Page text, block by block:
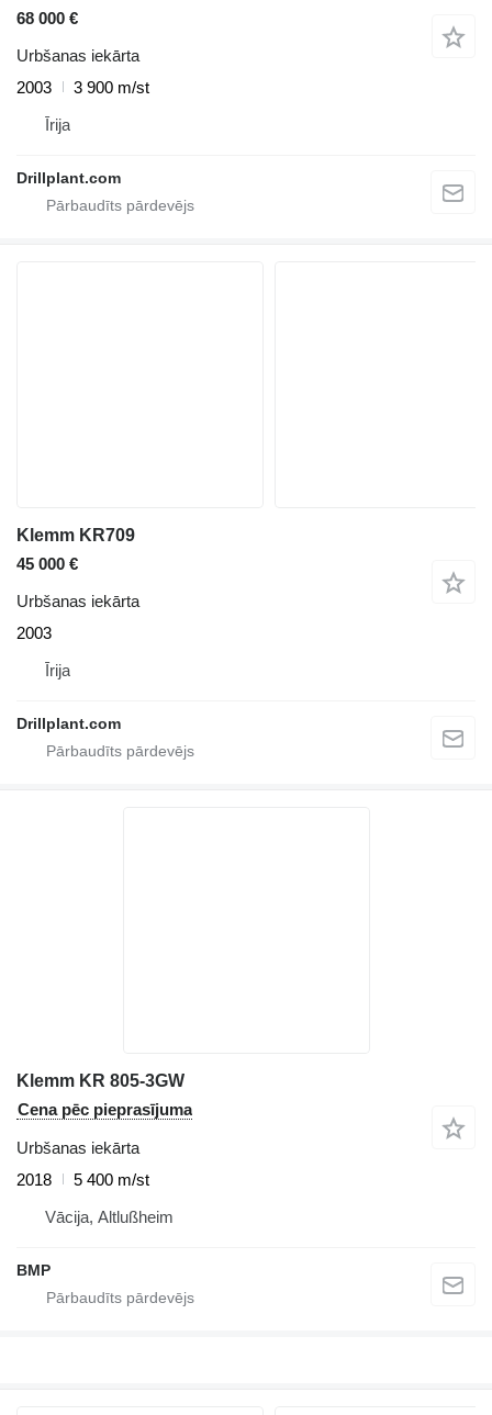
68 000 €
Urbšanas iekārta
2003
3 900 m/st
Īrija
Drillplant.com
Klemm KR709
45 000 €
Urbšanas iekārta
2003
Īrija
Drillplant.com
Klemm KR 805-3GW
Cena pēc pieprasījuma
Urbšanas iekārta
2018
5 400 m/st
Vācija, Altlußheim
BMP